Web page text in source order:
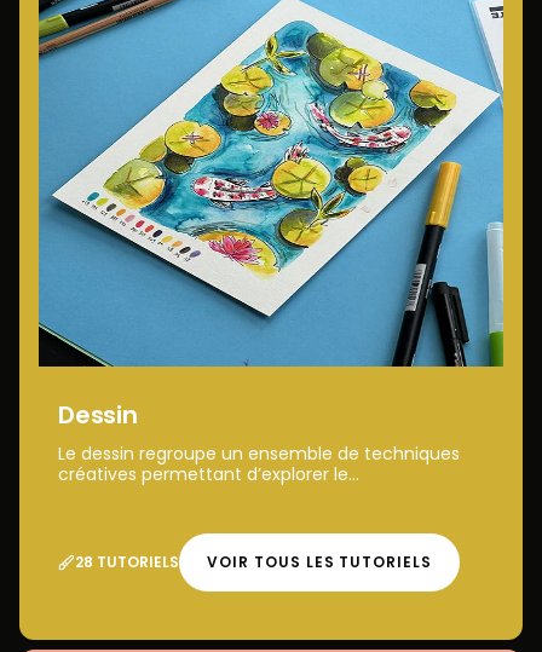
Dessin
Le dessin regroupe un ensemble de techniques
créatives permettant d’explorer le...
28 TUTORIELS VOIR TOUS LES TUTORIELS